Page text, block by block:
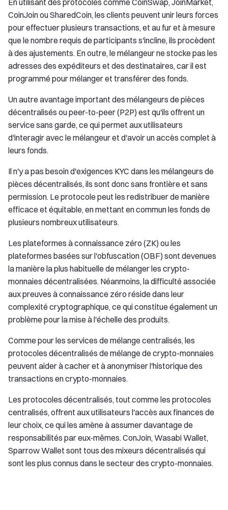
En utilisant des protocoles comme CoinSwap, JoinMarket,
CoinJoin ou SharedCoin, les clients peuvent unir leurs forces
pour effectuer plusieurs transactions, et au fur et à mesure
que le nombre requis de participants s'incline, ils procèdent
à des ajustements. En outre, le mélangeur ne stocke pas les
adresses des expéditeurs et des destinataires, car il est
programmé pour mélanger et transférer des fonds.
Un autre avantage important des mélangeurs de pièces
décentralisés ou peer-to-peer (P2P) est qu'ils offrent un
service sans garde, ce qui permet aux utilisateurs
d'interagir avec le mélangeur et d'avoir un accès complet à
leurs fonds.
Il n'y a pas besoin d'exigences KYC dans les mélangeurs de
pièces décentralisés, ils sont donc sans frontière et sans
permission. Le protocole peut les redistribuer de manière
efficace et équitable, en mettant en commun les fonds de
plusieurs nombreux utilisateurs.
Les plateformes à connaissance zéro (ZK) ou les
plateformes basées sur l'obfuscation (OBF) sont devenues
la manière la plus habituelle de mélanger les crypto-
monnaies décentralisées. Néanmoins, la difficulté associée
aux preuves à connaissance zéro réside dans leur
complexité cryptographique, ce qui constitue également un
problème pour la mise à l'échelle des produits.
Comme pour les services de mélange centralisés, les
protocoles décentralisés de mélange de crypto-monnaies
peuvent aider à cacher et à anonymiser l'historique des
transactions en crypto-monnaies.
Les protocoles décentralisés, tout comme les protocoles
centralisés, offrent aux utilisateurs l'accès aux finances de
leur choix, ce qui les amène à assumer davantage de
responsabilités par eux-mêmes. ConJoin, Wasabi Wallet,
Sparrow Wallet sont tous des mixeurs décentralisés qui
sont les plus connus dans le secteur des crypto-monnaies.